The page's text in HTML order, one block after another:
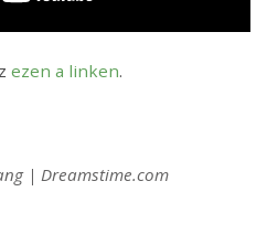
ezen a linken.
| Dreamstime.com